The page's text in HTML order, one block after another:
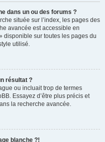
dans un ou des forums ?
située sur l’index, les pages des
avancée est accessible en
disponible sur toutes les pages du
utilisé.
résultat ?
ou incluait trop de termes
Essayez d’être plus précis et
la recherche avancée.
blanche ?!